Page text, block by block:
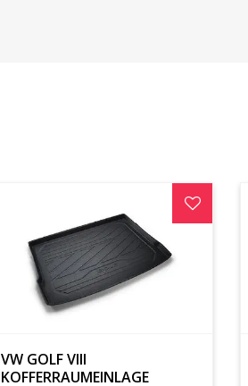
VW GOLF VIII
KOFFERRAUMEINLAGE